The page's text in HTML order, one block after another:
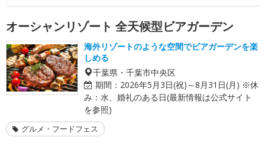
オーシャンリゾート 全天候型ビアガーデン
海外リゾートのような空間でビアガーデンを楽
しめる
千葉県・千葉市中央区
期間： 2026年5月3日(祝)～8月31日(月) ※休
み：水、婚礼のある日(最新情報は公式サイト
を参照)
グルメ・フードフェス